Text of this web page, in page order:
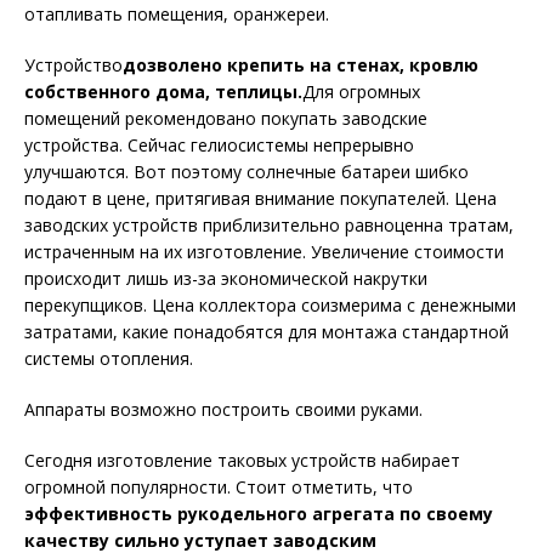
отапливать помещения, оранжереи.
Устройстводозволено крепить на стенах, кровлю
собственного дома, теплицы.Для огромных
помещений рекомендовано покупать заводские
устройства. Сейчас гелиосистемы непрерывно
улучшаются. Вот поэтому солнечные батареи шибко
подают в цене, притягивая внимание покупателей. Цена
заводских устройств приблизительно равноценна тратам,
истраченным на их изготовление. Увеличение стоимости
происходит лишь из-за экономической накрутки
перекупщиков. Цена коллектора соизмерима с денежными
затратами, какие понадобятся для монтажа стандартной
системы отопления.
Аппараты возможно построить своими руками.
Сегодня изготовление таковых устройств набирает
огромной популярности. Стоит отметить, что
эффективность рукодельного агрегата по своему
качеству сильно уступает заводским